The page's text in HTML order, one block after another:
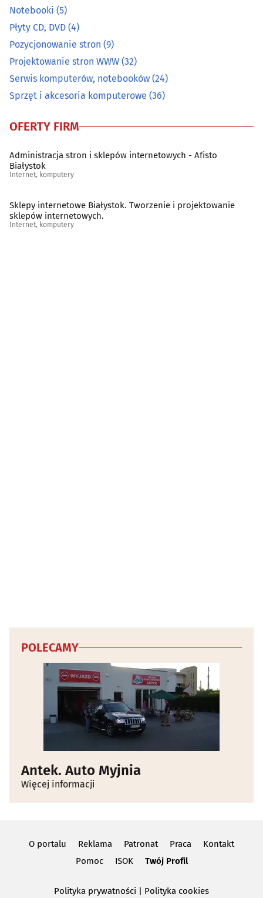
Notebooki (5)
Płyty CD, DVD (4)
Pozycjonowanie stron (9)
Projektowanie stron WWW (32)
Serwis komputerów, notebooków (24)
Sprzęt i akcesoria komputerowe (36)
OFERTY FIRM
Administracja stron i sklepów internetowych - Afisto
Białystok
Internet, komputery
Sklepy internetowe Białystok. Tworzenie i projektowanie
sklepów internetowych.
Internet, komputery
POLECAMY
Antek. Auto Myjnia
Więcej informacji
O portalu Reklama Patronat Praca
Kontakt
Pomoc
ISOK Twój Profil
Polityka prywatności Polityka cookies